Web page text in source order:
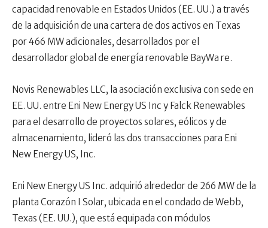
capacidad renovable en Estados Unidos (EE. UU.) a través
de la adquisición de una cartera de dos activos en Texas
por 466 MW adicionales, desarrollados por el
desarrollador global de energía renovable BayWa re.
Novis Renewables LLC, la asociación exclusiva con sede en
EE. UU. entre Eni New Energy US Inc y Falck Renewables
para el desarrollo de proyectos solares, eólicos y de
almacenamiento, lideró las dos transacciones para Eni
New Energy US, Inc.
Eni New Energy US Inc. adquirió alrededor de 266 MW de la
planta Corazón I Solar, ubicada en el condado de Webb,
Texas (EE. UU.), que está equipada con módulos